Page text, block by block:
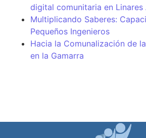
digital comunitaria en Linares
Multiplicando Saberes:
Pequeños Ingenieros
Hacia la Comunalización de
en la Gamarra